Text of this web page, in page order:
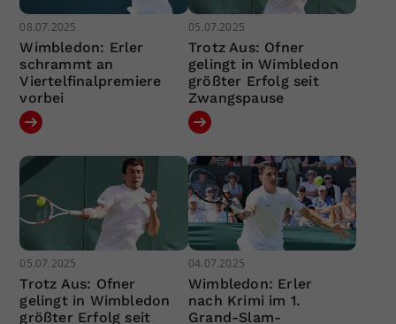
08.07.2025
Wimbledon: Erler
schrammt an
Viertelfinalpremiere
vorbei
05.07.2025
Trotz Aus: Ofner
gelingt in Wimbledon
größter Erfolg seit
Zwangspause
05.07.2025
Trotz Aus: Ofner
gelingt in Wimbledon
größter Erfolg seit
04.07.2025
Wimbledon: Erler
nach Krimi im 1.
Grand-Slam-